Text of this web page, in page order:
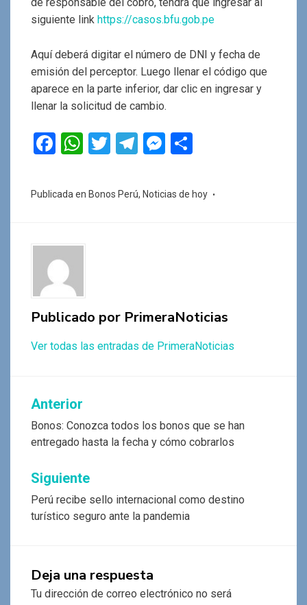
de responsable del cobro, tendrá que ingresar al
siguiente link https://casos.bfu.gob.pe
Aquí deberá digitar el número de DNI y fecha de
emisión del perceptor. Luego llenar el código que
aparece en la parte inferior, dar clic en ingresar y
llenar la solicitud de cambio.
F
ce
o
k
W
at
p
T
tt
T
e
M
se m
Publicada en Bonos Perú, Noticias de hoy
Publicado por PrimeraNoticias
Ver todas las entradas de PrimeraNoticias
Navegación
de
entradas
Anterior
Bonos: Conozca todos los bonos que se han
entregado hasta la fecha y cómo cobrarlos
Siguiente
Perú recibe sello internacional como destino
turístico seguro ante la pandemia
Deja una respuesta
Tu dirección de correo electrónico no será